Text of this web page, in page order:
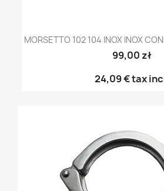
MORSETTO 102 104 INOX INOX
99,00 zł
24,09 €tax